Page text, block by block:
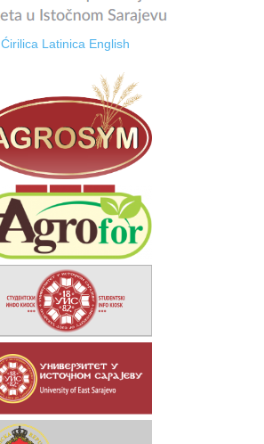
Ćirilica Latinica English